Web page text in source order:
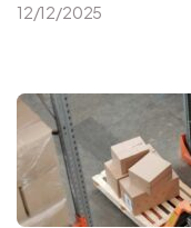
12/12/2025